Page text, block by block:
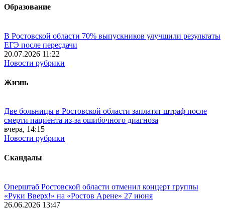
Образование
В Ростовской области 70% выпускников улучшили результаты
ЕГЭ после пересдачи
20.07.2026 11:22
Новости рубрики
Жизнь
Две больницы в Ростовской области заплатят штраф после
смерти пациента из-за ошибочного диагноза
вчера, 14:15
Новости рубрики
Скандалы
Оперштаб Ростовской области отменил концерт группы
«Руки Вверх!» на «Ростов Арене» 27 июня
26.06.2026 13:47